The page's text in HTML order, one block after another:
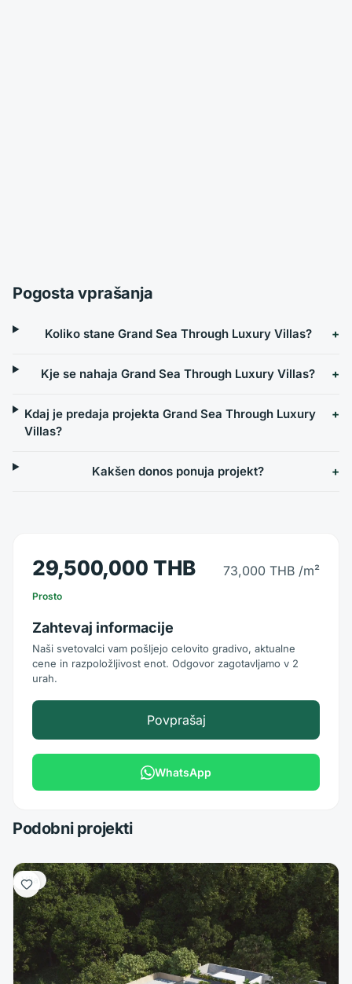
Pogosta vprašanja
Koliko stane Grand Sea Through Luxury Villas?
Kje se nahaja Grand Sea Through Luxury Villas?
Kdaj je predaja projekta Grand Sea Through Luxury
Villas?
Kakšen donos ponuja projekt?
29,500,000 THB 73,000 THB /m²
Prosto
Zahtevaj informacije
Naši svetovalci vam pošljejo celovito gradivo, aktualne
cene in razpoložljivost enot. Odgovor zagotavljamo v 2
urah.
Povprašaj
WhatsApp
Podobni projekti
Vila